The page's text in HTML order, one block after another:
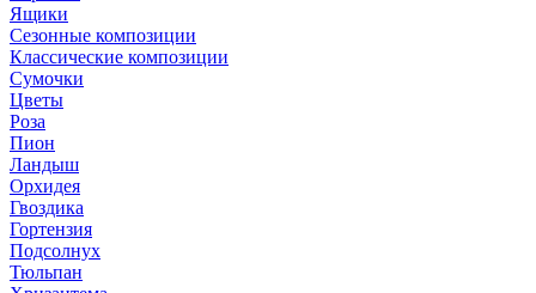
Ящики
Сезонные композиции
Классические композиции
Сумочки
Цветы
Роза
Пион
Ландыш
Орхидея
Гвоздика
Гортензия
Подсолнух
Тюльпан